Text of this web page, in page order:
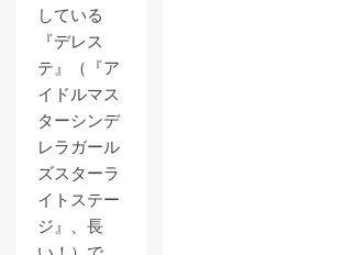
している
『デレス
テ』（『ア
イドルマス
ターシンデ
レラガール
ズスターラ
イトステー
ジ』、長